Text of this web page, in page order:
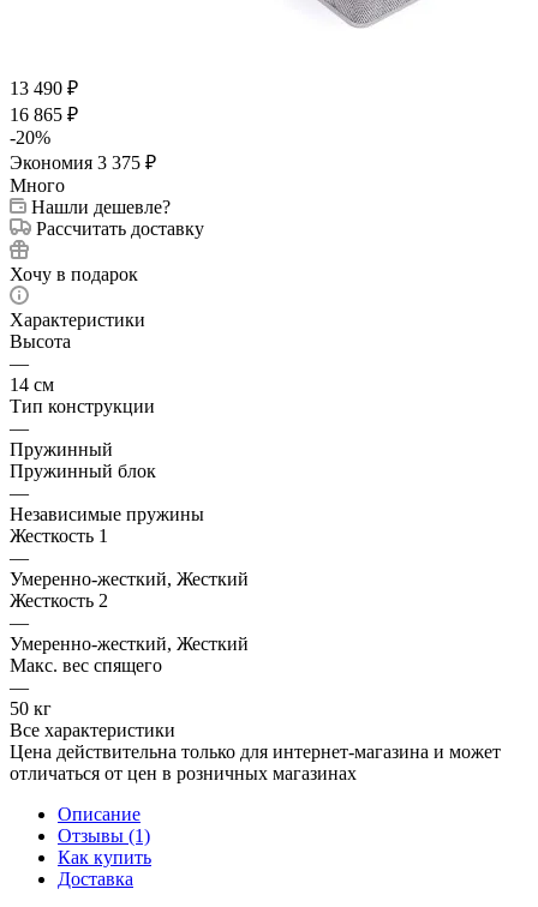
13 490 ₽
16 865 ₽
-20%
Экономия 3 375 ₽
Много
Нашли дешевле?
Рассчитать доставку
Хочу в подарок
Характеристики
Высота
—
14 см
Тип конструкции
—
Пружинный
Пружинный блок
—
Независимые пружины
Жесткость 1
—
Умеренно-жесткий, Жесткий
Жесткость 2
—
Умеренно-жесткий, Жесткий
Макс. вес спящего
—
50 кг
Все характеристики
Цена действительна только для интернет-магазина и может
отличаться от цен в розничных магазинах
Описание
Отзывы (1)
Как купить
Доставка